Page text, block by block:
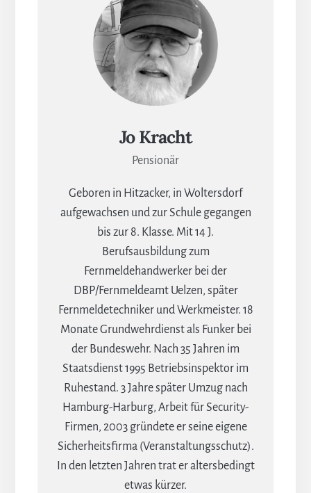
Jo Kracht
Pensionär
Geboren in Hitzacker, in Woltersdorf
aufgewachsen und zur Schule gegangen
bis zur 8. Klasse. Mit 14 J.
Berufsausbildung zum
Fernmeldehandwerker bei der
DBP/Fernmeldeamt Uelzen, später
Fernmeldetechniker und Werkmeister. 18
Monate Grundwehrdienst als Funker bei
der Bundeswehr. Nach 35 Jahren im
Staatsdienst 1995 Betriebsinspektor im
Ruhestand. 3 Jahre später Umzug nach
Hamburg-Harburg, Arbeit für Security-
Firmen, 2003 gründete er seine eigene
Sicherheitsfirma (Veranstaltungsschutz).
In den letzten Jahren trat er altersbedingt
etwas kürzer.